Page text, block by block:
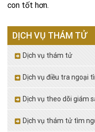
con tốt hơn.
DỊCH VỤ THÁM TỬ
Dịch vụ thám tử
Dịch vụ điều tra ngoại
Dịch vụ theo dõi giám
Dịch vụ thám tử tìm